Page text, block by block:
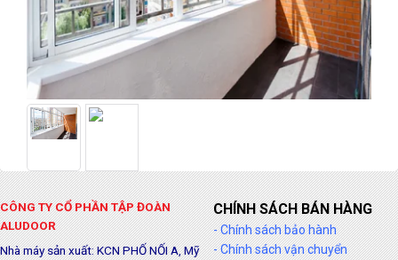
CÔNG TY CỔ PHẦN TẬP ĐOÀN
ALUDOOR
Nhà máy sản xuất: KCN PHỐ NỐI A, Mỹ
CHÍNH SÁCH BÁN HÀNG
- Chính sách bảo hành
- Chính sách vận chuyển